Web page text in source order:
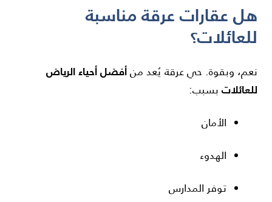
هل عقارات عرقة مناسبة
للعائلات؟
نعم، وبقوة. حي عرقة يُعد منأفضل أحياء الرياض
للعائلات بسبب:
الأمان
الهدوء
توفر المدارس